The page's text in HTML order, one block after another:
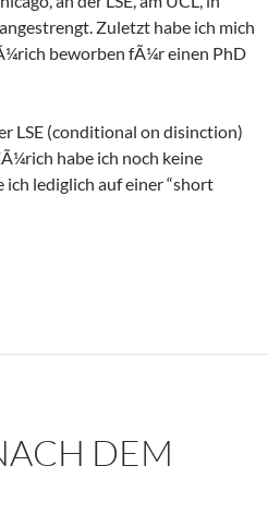
Zuletzt habe ich mich
beworben fÃ¼r einen PhD
LSE (conditional on disinction)
habe ich noch keine
ich lediglich auf einer “short
und Outcomes
DEM